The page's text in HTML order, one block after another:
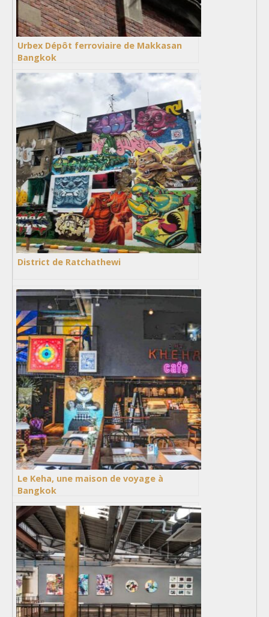
Urbex Dépôt ferroviaire de Makkasan
Bangkok
District de Ratchathewi
Le Keha, une maison de voyage à
Bangkok